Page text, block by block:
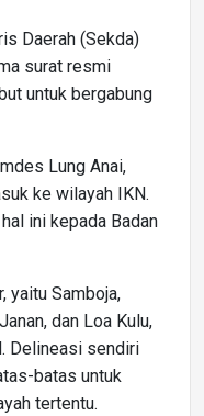
Daerah (Sekda)
surat resmi
untuk bergabung
Lung Anai,
ke wilayah IKN.
ini kepada Badan
yaitu Samboja,
dan Loa Kulu,
Delineasi sendiri
batas untuk
tertentu.